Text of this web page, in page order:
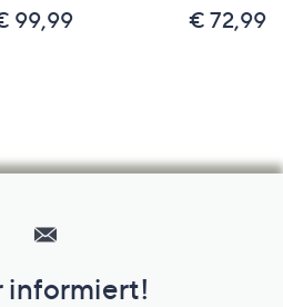
99,99 € 72,99
informiert!